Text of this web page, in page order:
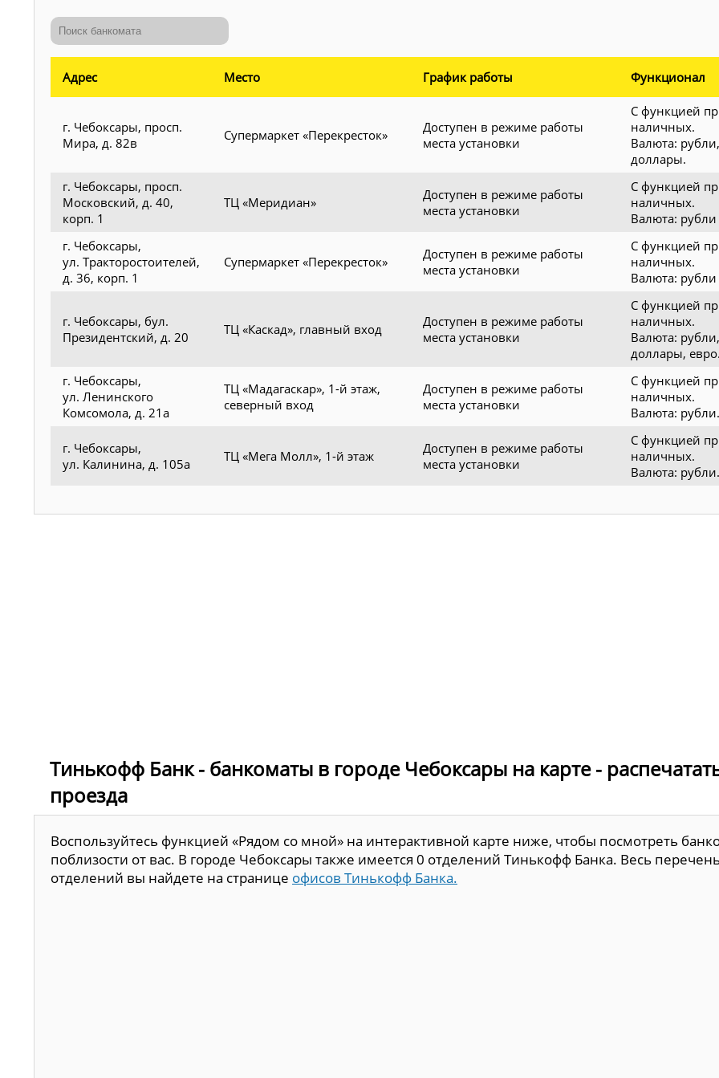
Адрес Место График работы Функционал
г. Чебоксары, просп.
Мира, д. 82в
Супермаркет «Перекресток»
Доступен в режиме работы
места установки
С функцией
наличных.
Валюта: рубли,
доллары.
г. Чебоксары, просп.
Московский, д. 40,
корп. 1
ТЦ «Меридиан»
Доступен в режиме работы
места установки
С функцией
наличных.
Валюта: рубли
г. Чебоксары,
ул. Тракторостоителей,
д. 36, корп. 1
Супермаркет «Перекресток»
Доступен в режиме работы
места установки
С функцией
наличных.
Валюта: рубли
г. Чебоксары, бул.
Президентский, д. 20
ТЦ «Каскад», главный вход
Доступен в режиме работы
места установки
С функцией
наличных.
Валюта: рубли,
доллары, евро.
г. Чебоксары,
ул. Ленинского
Комсомола, д. 21а
ТЦ «Мадагаскар», 1-й этаж,
северный вход
Доступен в режиме работы
места установки
С функцией
наличных.
Валюта: рубли.
г. Чебоксары,
ул. Калинина, д. 105а
ТЦ «Мега Молл», 1-й этаж
Доступен в режиме работы
места установки
С функцией
наличных.
Валюта: рубли.
Тинькофф Банк - банкоматы в городе Чебоксары на карте -
проезда
Воспользуйтесь функцией «Рядом со мной» на интерактивной карте ниже, чтобы посмотреть
поблизости от вас. В городе Чебоксары также имеется 0 отделений Тинькофф Банка. Весь перечень
отделений вы найдете на странице офисов Тинькофф Банка.